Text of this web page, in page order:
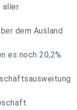
aller
dem Ausland
es noch 20,2%